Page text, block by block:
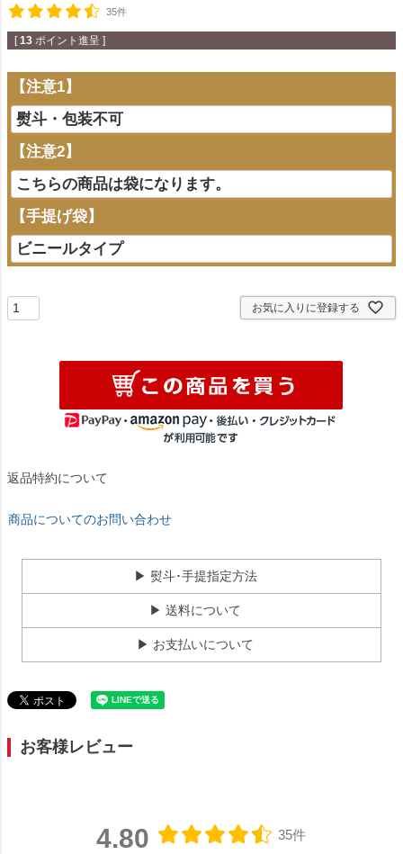
35件
[ 13 ポイント進呈 ]
【注意1】
【注意2】
【手提げ袋】
お気に入りに登録する
返品特約について
商品についてのお問い合わせ
▶ 熨斗･手提指定方法
▶ 送料について
▶ お支払いについて
お客様レビュー
4.80 35件